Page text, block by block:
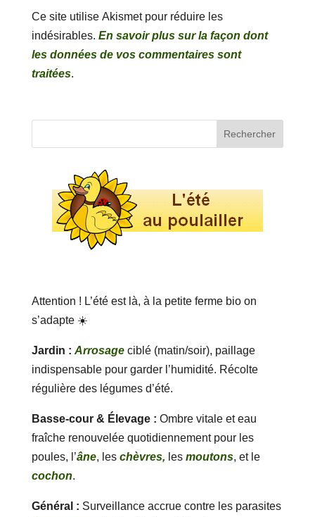
Ce site utilise Akismet pour réduire les
indésirables. En savoir plus sur la façon dont
les données de vos commentaires sont
traitées.
Attention ! L’été est là, à la petite ferme bio on
s’adapte ☀️
Jardin : Arrosageciblé (matin/soir), paillage
indispensable pour garder l’humidité. Récolte
régulière des légumes d’été.
Basse-cour & Élevage : Ombre vitale et eau
fraîche renouvelée quotidiennement pour les
poules, l’âne, les chèvres, les moutons, et le
cochon.
Général : Surveillance accrue contre les parasites